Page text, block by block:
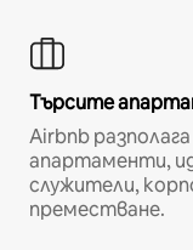
Търсите
Airbnb
апартаменти,
служители,
преместване.